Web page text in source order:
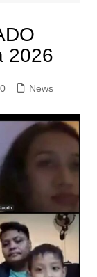
2026
0 News